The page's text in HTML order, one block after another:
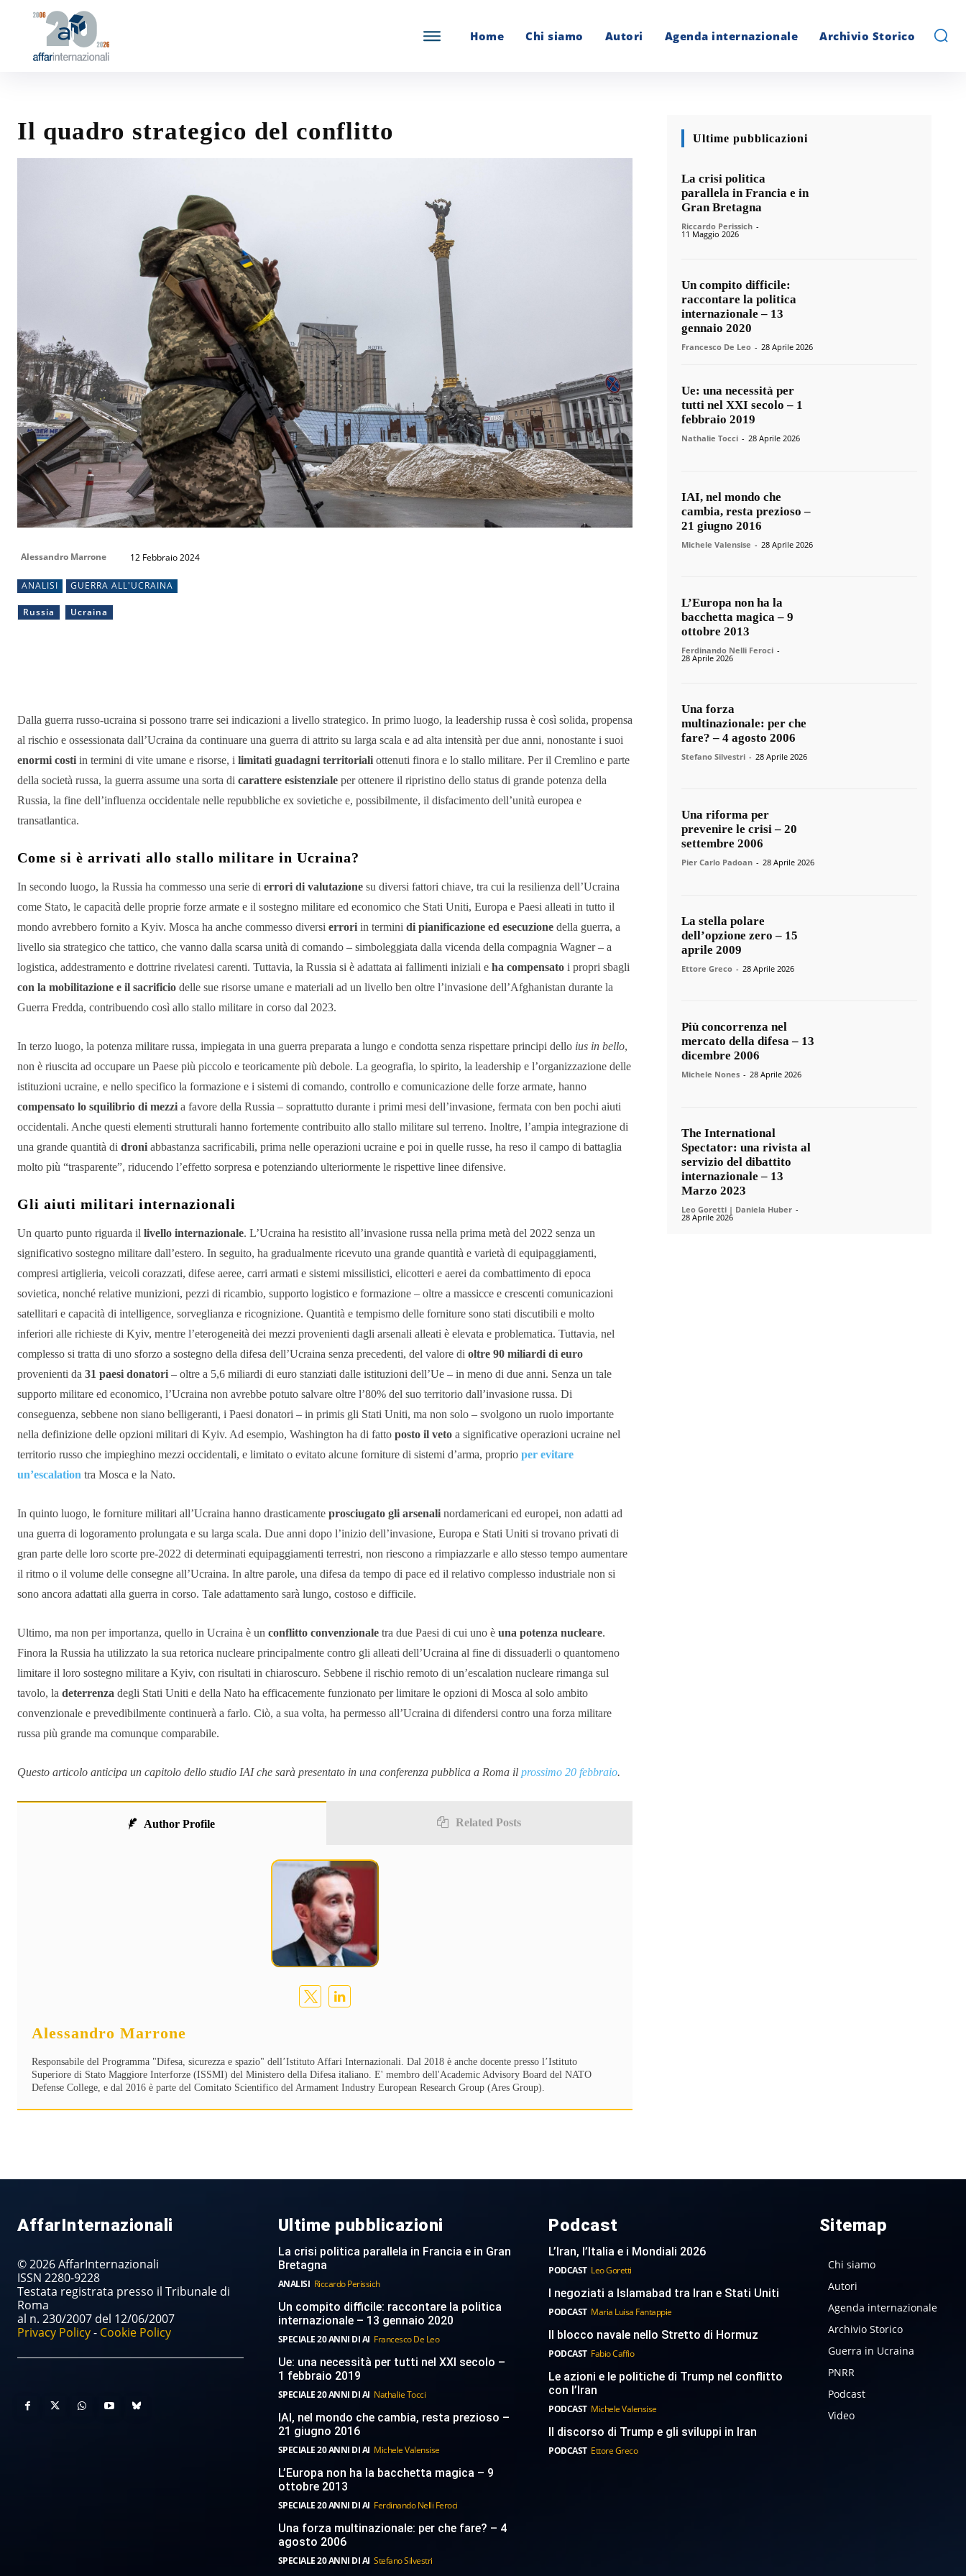
Home Chi siamo Autori Agenda internazionale Archivio Storico
Il quadro strategico del conflitto
Alessandro Marrone 12 Febbraio 2024
ANALISI GUERRA ALL'UCRAINA
Russia Ucraina
Dalla guerra russo-ucraina si possono trarre sei indicazioni a livello strategico. In primo luogo, la leadership russa è così solida, propensa
al rischio e ossessionata dall’Ucraina da continuare una guerra di attrito su larga scala e ad alta intensità per due anni, nonostante i suoi
enormi costi in termini di vite umane e risorse, i limitati guadagni territoriali ottenuti finora e lo stallo militare. Per il Cremlino e parte
della società russa, la guerra assume una sorta di carattere esistenziale per ottenere il ripristino dello status di grande potenza della
Russia, la fine dell’influenza occidentale nelle repubbliche ex sovietiche e, possibilmente, il disfacimento dell’unità europea e
transatlantica.
Come si è arrivati allo stallo militare in Ucraina?
In secondo luogo, la Russia ha commesso una serie di errori di valutazione su diversi fattori chiave, tra cui la resilienza dell’Ucraina
come Stato, le capacità delle proprie forze armate e il sostegno militare ed economico che Stati Uniti, Europa e Paesi alleati in tutto il
mondo avrebbero fornito a Kyiv. Mosca ha anche commesso diversi errori in termini di pianificazione ed esecuzione della guerra, a
livello sia strategico che tattico, che vanno dalla scarsa unità di comando – simboleggiata dalla vicenda della compagnia Wagner – a
logistica, addestramento e dottrine rivelatesi carenti. Tuttavia, la Russia si è adattata ai fallimenti iniziali e ha compensato i propri sbagli
con la mobilitazione e il sacrificio delle sue risorse umane e materiali ad un livello ben oltre l’invasione dell’Afghanistan durante la
Guerra Fredda, contribuendo così allo stallo militare in corso dal 2023.
In terzo luogo, la potenza militare russa, impiegata in una guerra preparata a lungo e condotta senza rispettare principi dello ius in bello,
non è riuscita ad occupare un Paese più piccolo e teoricamente più debole. La geografia, lo spirito, la leadership e l’organizzazione delle
istituzioni ucraine, e nello specifico la formazione e i sistemi di comando, controllo e comunicazione delle forze armate, hanno
compensato lo squilibrio di mezzi a favore della Russia – soprattutto durante i primi mesi dell’invasione, fermata con ben pochi aiuti
occidentali. Anche questi elementi strutturali hanno fortemente contribuito allo stallo militare sul terreno. Inoltre, l’ampia integrazione di
una grande quantità di droni abbastanza sacrificabili, prima nelle operazioni ucraine e poi in quelle russe, ha reso il campo di battaglia
molto più “trasparente”, riducendo l’effetto sorpresa e potenziando ulteriormente le rispettive linee difensive.
Gli aiuti militari internazionali
Un quarto punto riguarda il livello internazionale. L’Ucraina ha resistito all’invasione russa nella prima metà del 2022 senza un
significativo sostegno militare dall’estero. In seguito, ha gradualmente ricevuto una grande quantità e varietà di equipaggiamenti,
compresi artiglieria, veicoli corazzati, difese aeree, carri armati e sistemi missilistici, elicotteri e aerei da combattimento di epoca
sovietica, nonché relative munizioni, pezzi di ricambio, supporto logistico e formazione – oltre a massicce e crescenti comunicazioni
satellitari e capacità di intelligence, sorveglianza e ricognizione. Quantità e tempismo delle forniture sono stati discutibili e molto
inferiori alle richieste di Kyiv, mentre l’eterogeneità dei mezzi provenienti dagli arsenali alleati è elevata e problematica. Tuttavia, nel
complesso si tratta di uno sforzo a sostegno della difesa dell’Ucraina senza precedenti, del valore di oltre 90 miliardi di euro
provenienti da 31 paesi donatori – oltre a 5,6 miliardi di euro stanziati dalle istituzioni dell’Ue – in meno di due anni. Senza un tale
supporto militare ed economico, l’Ucraina non avrebbe potuto salvare oltre l’80% del suo territorio dall’invasione russa. Di
conseguenza, sebbene non siano belligeranti, i Paesi donatori – in primis gli Stati Uniti, ma non solo – svolgono un ruolo importante
nella definizione delle opzioni militari di Kyiv. Ad esempio, Washington ha di fatto posto il veto a significative operazioni ucraine nel
territorio russo che impieghino mezzi occidentali, e limitato o evitato alcune forniture di sistemi d’arma, proprio per evitare
un’escalation tra Mosca e la Nato.
In quinto luogo, le forniture militari all’Ucraina hanno drasticamente prosciugato gli arsenali nordamericani ed europei, non adatti ad
una guerra di logoramento prolungata e su larga scala. Due anni dopo l’inizio dell’invasione, Europa e Stati Uniti si trovano privati di
gran parte delle loro scorte pre-2022 di determinati equipaggiamenti terrestri, non riescono a rimpiazzarle e allo stesso tempo aumentare
il ritmo o il volume delle consegne all’Ucraina. In altre parole, una difesa da tempo di pace ed il relativo complesso industriale non si
sono ancora adattati alla guerra in corso. Tale adattamento sarà lungo, costoso e difficile.
Ultimo, ma non per importanza, quello in Ucraina è un conflitto convenzionale tra due Paesi di cui uno è una potenza nucleare.
Finora la Russia ha utilizzato la sua retorica nucleare principalmente contro gli alleati dell’Ucraina al fine di dissuaderli o quantomeno
limitare il loro sostegno militare a Kyiv, con risultati in chiaroscuro. Sebbene il rischio remoto di un’escalation nucleare rimanga sul
tavolo, la deterrenza degli Stati Uniti e della Nato ha efficacemente funzionato per limitare le opzioni di Mosca al solo ambito
convenzionale e prevedibilmente continuerà a farlo. Ciò, a sua volta, ha permesso all’Ucraina di difendersi contro una forza militare
russa più grande ma comunque comparabile.
Questo articolo anticipa un capitolo dello studio IAIche sarà presentato in una conferenza pubblica a Roma il prossimo 20 febbraio.
Author Profile Related Posts
Alessandro Marrone
Responsabile del Programma "Difesa, sicurezza e spazio" dell’Istituto Affari Internazionali. Dal 2018 è anche docente presso l’Istituto
Superiore di Stato Maggiore Interforze (ISSMI) del Ministero della Difesa italiano. E' membro dell'Academic Advisory Board del NATO
Defense College, e dal 2016 è parte del Comitato Scientifico del Armament Industry European Research Group (Ares Group).
Ultime pubblicazioni
La crisi politica
parallela in Francia e in
Gran Bretagna
Riccardo Perissich -
11 Maggio 2026
Un compito difficile:
raccontare la politica
internazionale – 13
gennaio 2020
Francesco De Leo - 28 Aprile 2026
Ue: una necessità per
tutti nel XXI secolo – 1
febbraio 2019
Nathalie Tocci - 28 Aprile 2026
IAI, nel mondo che
cambia, resta prezioso –
21 giugno 2016
Michele Valensise - 28 Aprile 2026
L’Europa non ha la
bacchetta magica – 9
ottobre 2013
Ferdinando Nelli Feroci -
28 Aprile 2026
Una forza
multinazionale: per che
fare? – 4 agosto 2006
Stefano Silvestri - 28 Aprile 2026
Una riforma per
prevenire le crisi – 20
settembre 2006
Pier Carlo Padoan - 28 Aprile 2026
La stella polare
dell’opzione zero – 15
aprile 2009
Ettore Greco - 28 Aprile 2026
Più concorrenza nel
mercato della difesa – 13
dicembre 2006
Michele Nones - 28 Aprile 2026
The International
Spectator: una rivista al
servizio del dibattito
internazionale – 13
Marzo 2023
Leo Goretti | Daniela Huber -
28 Aprile 2026
AffarInternazionali
© 2026 AffarInternazionali
ISSN 2280-9228
Testata registrata presso il Tribunale di
Roma
al n. 230/2007 del 12/06/2007
Privacy Policy- Cookie Policy
Ultime pubblicazioni
La crisi politica parallela in Francia e in Gran
Bretagna
ANALISI Riccardo Perissich
Un compito difficile: raccontare la politica
internazionale – 13 gennaio 2020
SPECIALE 20 ANNI DI AI Francesco De Leo
Ue: una necessità per tutti nel XXI secolo –
1 febbraio 2019
SPECIALE 20 ANNI DI AI Nathalie Tocci
IAI, nel mondo che cambia, resta prezioso –
21 giugno 2016
SPECIALE 20 ANNI DI AI Michele Valensise
L’Europa non ha la bacchetta magica – 9
ottobre 2013
SPECIALE 20 ANNI DI AI Ferdinando Nelli Feroci
Una forza multinazionale: per che fare? – 4
agosto 2006
SPECIALE 20 ANNI DI AI Stefano Silvestri
Podcast
L’Iran, l’Italia e i Mondiali 2026
PODCAST Leo Goretti
I negoziati a Islamabad tra Iran e Stati Uniti
PODCAST Maria Luisa Fantappie
Il blocco navale nello Stretto di Hormuz
PODCAST Fabio Caffio
Le azioni e le politiche di Trump nel conflitto
con l’Iran
PODCAST Michele Valensise
Il discorso di Trump e gli sviluppi in Iran
PODCAST Ettore Greco
Sitemap
Chi siamo
Autori
Agenda internazionale
Archivio Storico
Guerra in Ucraina
PNRR
Podcast
Video